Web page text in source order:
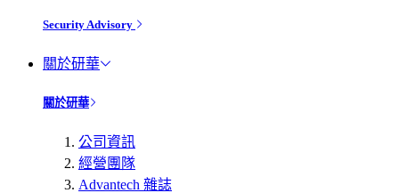
Security Advisory
關於研華
關於研華
公司資訊
經營團隊
Advantech 雜誌